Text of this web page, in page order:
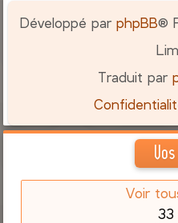
Développé parphpBB®
Traduit par
Voir
33